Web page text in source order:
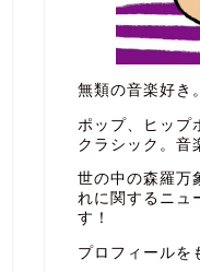
無類の音楽好き。
ポップ、ヒップ
クラシック。音
世の中の森羅万
れに関するニュ
す！
プロフィールを